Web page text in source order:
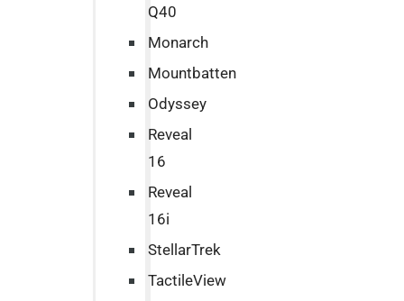
Q40
Monarch
Mountbatten
Odyssey
Reveal
16
Reveal
16i
StellarTrek
TactileView